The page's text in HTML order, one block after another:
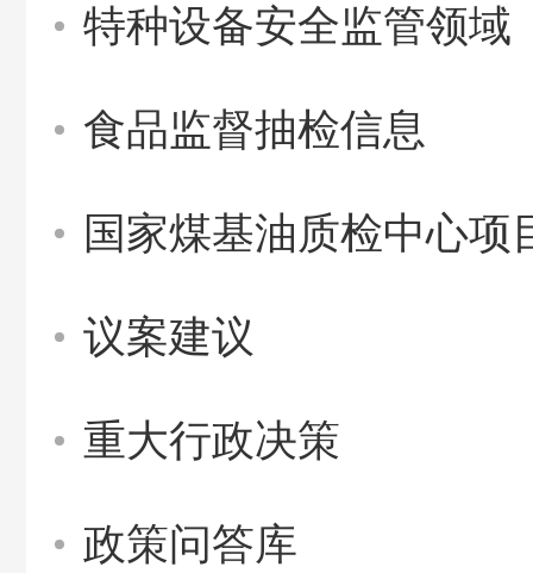
特种设备安全监管领域
食品监督抽检信息
国家煤基油质检中心项
议案建议
重大行政决策
政策问答库